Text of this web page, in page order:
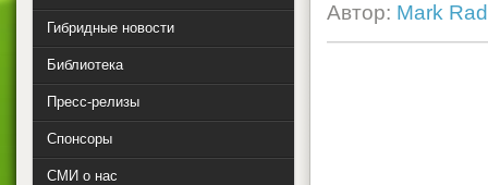
Автор: Mark
Гибридные новости
Библиотека
Пресс-релизы
Спонсоры
СМИ о нас